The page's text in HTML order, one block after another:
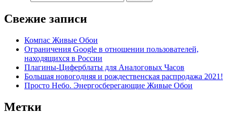
Комментарий*
Имя
Свежие записи
Компас Живые Обои
Ограничения Google в отношении пользователей,
находящихся в России
Плагины-Циферблаты для Аналоговых Часов
Большая новогодняя и рождественская распродажа 2021!
Просто Небо. Энергосберегающие Живые Обои
Метки